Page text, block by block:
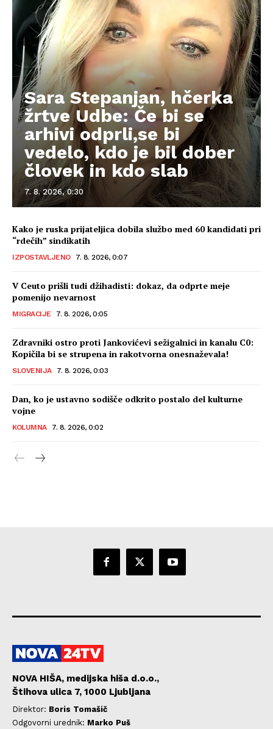
Sara Stepanjan, hčerka
žrtve Udbe: Če bi se
arhivi odprli,se bi
vedelo, kdo je bil dober
človek in kdo slab
7. 8. 2026, 0:30
Kako je ruska prijateljica dobila službo med 60 kandidati pri
“rdečih” sindikatih
IZPOSTAVLJENO 7. 8. 2026, 0:07
V Ceuto prišli tudi džihadisti: dokaz, da odprte meje
pomenijo nevarnost
MIGRACIJE 7. 8. 2026, 0:05
Zdravniki ostro proti Jankovićevi sežigalnici in kanalu C0:
Kopičila bi se strupena in rakotvorna onesnaževala!
SLOVENIJA 7. 8. 2026, 0:03
Dan, ko je ustavno sodišče odkrito postalo del kulturne
vojne
KOLUMNA 7. 8. 2026, 0:02
NOVA HIŠA, medijska hiša d.o.o.,
Štihova ulica 7, 1000 Ljubljana
Direktor: Boris Tomašič
Odgovorni urednik: Marko Puš